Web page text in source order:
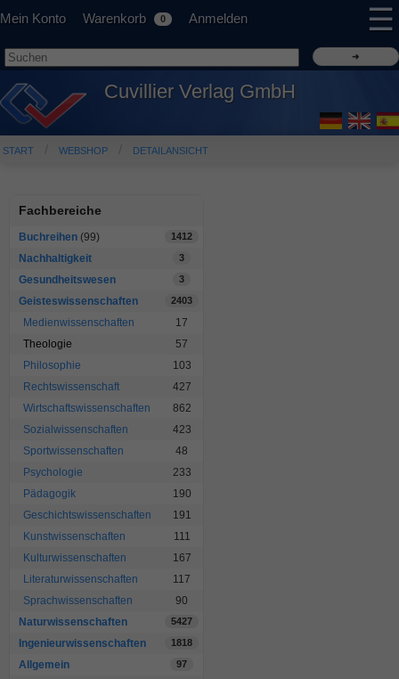
Mein Konto Warenkorb 0 Anmelden ☰
Cuvillier Verlag GmbH
START WEBSHOP DETAILANSICHT
Fachbereiche
Buchreihen (99) 1412
Nachhaltigkeit 3
Gesundheitswesen 3
Geisteswissenschaften 2403
Medienwissenschaften
17
Theologie
57
Philosophie
103
Rechtswissenschaft
427
Wirtschaftswissenschaften
862
Sozialwissenschaften
423
Sportwissenschaften
48
Psychologie
233
Pädagogik
190
Geschichtswissenschaften
191
Kunstwissenschaften
111
Kulturwissenschaften
167
Literaturwissenschaften
117
Sprachwissenschaften
90
Naturwissenschaften
5427
Ingenieurwissenschaften 1818
Allgemein 97